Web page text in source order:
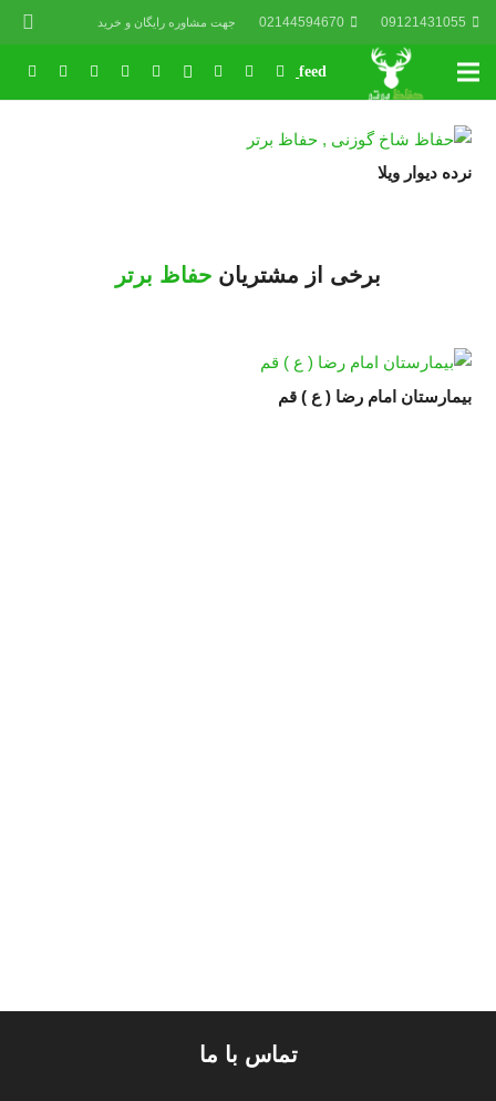
09121431055
02144594670 جهت مشاوره رایگان و خرید
نرده دیوار ویلا
برخی از مشتریان حفاظ برتر
بیمارستان امام رضا ( ع ) قم
تماس با ما